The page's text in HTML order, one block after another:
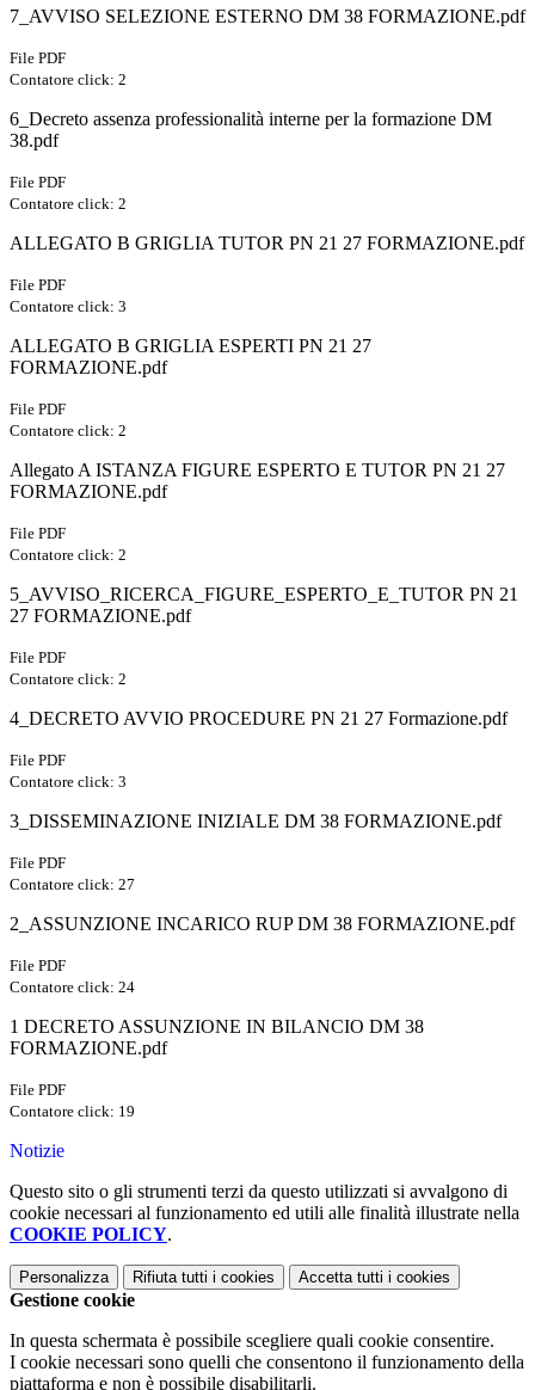
7_AVVISO SELEZIONE ESTERNO DM 38 FORMAZIONE.pdf
File PDF
Contatore click: 2
6_Decreto assenza professionalità interne per la formazione DM
38.pdf
File PDF
Contatore click: 2
ALLEGATO B GRIGLIA TUTOR PN 21 27 FORMAZIONE.pdf
File PDF
Contatore click: 3
ALLEGATO B GRIGLIA ESPERTI PN 21 27
FORMAZIONE.pdf
File PDF
Contatore click: 2
Allegato A ISTANZA FIGURE ESPERTO E TUTOR PN 21 27
FORMAZIONE.pdf
File PDF
Contatore click: 2
5_AVVISO_RICERCA_FIGURE_ESPERTO_E_TUTOR PN 21
27 FORMAZIONE.pdf
File PDF
Contatore click: 2
4_DECRETO AVVIO PROCEDURE PN 21 27 Formazione.pdf
File PDF
Contatore click: 3
3_DISSEMINAZIONE INIZIALE DM 38 FORMAZIONE.pdf
File PDF
Contatore click: 27
2_ASSUNZIONE INCARICO RUP DM 38 FORMAZIONE.pdf
File PDF
Contatore click: 24
1 DECRETO ASSUNZIONE IN BILANCIO DM 38
FORMAZIONE.pdf
File PDF
Contatore click: 19
Notizie
Questo sito o gli strumenti terzi da questo utilizzati si avvalgono di
cookie necessari al funzionamento ed utili alle finalità illustrate nella
COOKIE POLICY.
Personalizza Rifiuta tutti i cookies Accetta tutti i cookies
Gestione cookie
In questa schermata è possibile scegliere quali cookie consentire.
I cookie necessari sono quelli che consentono il funzionamento della
piattaforma e non è possibile disabilitarli.